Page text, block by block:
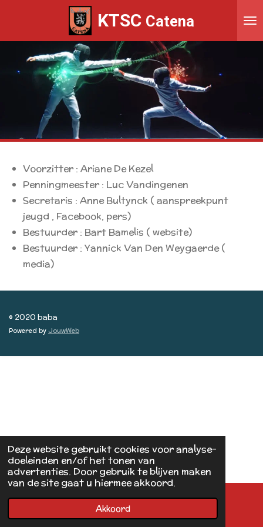
Deze website gebruikt cookies voor analyse-
doeleinden en/of het tonen van
advertenties. Door gebruik te blijven maken
van de site gaat u hiermee akkoord.
Akkoord
hoofdinhoud
KTSC Catena
Voorzitter : Ariane De Kezel
Penningmeester : Luc Vandingenen
Secretaris : Anne Bultynck ( aanspreekpunt
jeugd , Facebook, pers)
Bestuurder : Bart Bamelis ( website)
Bestuurder : Yannick Van Den Weygaerde (
media)
© 2020 baba
Powered by JouwWeb